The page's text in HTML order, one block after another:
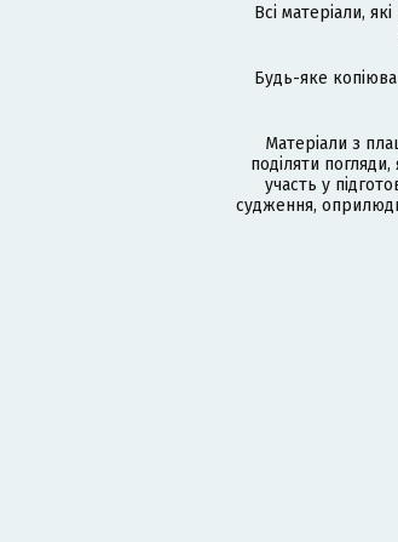
Всі матеріали,
Будь-яке
Матеріали з
поділяти
участь у
судження,